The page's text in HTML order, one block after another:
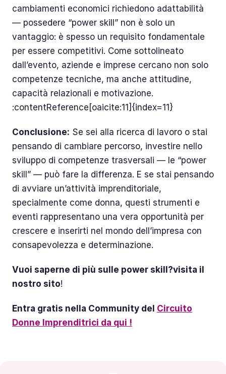
cambiamenti economici richiedono adattabilità
— possedere “power skill” non è solo un
vantaggio: è spesso un requisito fondamentale
per essere competitivi. Come sottolineato
dall’evento, aziende e imprese cercano non solo
competenze tecniche, ma anche attitudine,
capacità relazionali e motivazione.
:contentReference[oaicite:11]{index=11}
Conclusione: Se sei alla ricerca di lavoro o stai
pensando di cambiare percorso, investire nello
sviluppo di competenze trasversali — le “power
skill” — può fare la differenza. E se stai pensando
di avviare un’attività imprenditoriale,
specialmente come donna, questi strumenti e
eventi rappresentano una vera opportunità per
crescere e inserirti nel mondo dell’impresa con
consapevolezza e determinazione.
Vuoi saperne di più sulle power skill?visita il
nostro sito!
Entra gratis nella Community del Circuito
Donne Imprenditrici da qui !